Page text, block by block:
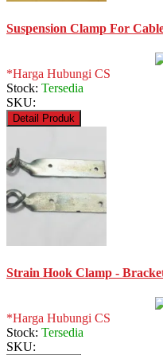
Suspension Clamp For
*Harga Hubungi CS
Stock: Tersedia
SKU:
Detail Produk
Strain Hook Clamp -
*Harga Hubungi CS
Stock: Tersedia
SKU: